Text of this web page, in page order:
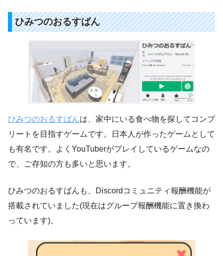
ひみつのおるすばん
ひみつのおるすばんは、家中にいる食べ物を探してコンプ
リートを目指すゲームです。日本人が作ったゲームとして
も有名です。よくYouTuberがプレイしているゲームなの
で、ご存知の方も多いと思います。
ひみつのおるすばんも、Discordコミュニティ報酬機能が
搭載されていました(現在はグループ報酬機能に置き換わ
っています)。